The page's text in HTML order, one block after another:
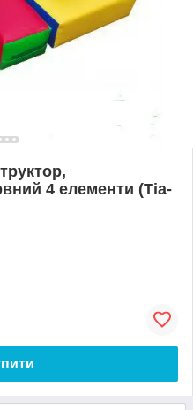
4 елементи (Тia-